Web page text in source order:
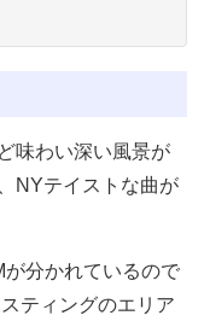
味わい深い風景が
NYテイストな曲が
分かれているので
ティングのエリア